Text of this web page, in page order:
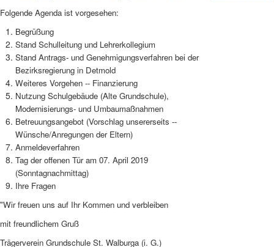
Folgende Agenda ist vorgesehen:
Begrüßung
Stand Schulleitung und Lehrerkollegium
Stand Antrags- und Genehmigungsverfahren bei der
Bezirksregierung in Detmold
Weiteres Vorgehen -- Finanzierung
Nutzung Schulgebäude (Alte Grundschule),
Modernisierungs- und Umbaumaßnahmen
Betreuungsangebot (Vorschlag unsererseits --
Wünsche/Anregungen der Eltern)
Anmeldeverfahren
Tag der offenen Tür am 07. April 2019
(Sonntagnachmittag)
Ihre Fragen
"Wir freuen uns auf Ihr Kommen und verbleiben
mit freundlichem Gruß
Trägerverein Grundschule St. Walburga (i. G.)